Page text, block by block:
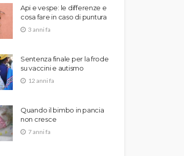
Api e vespe: le differenze e
cosa fare in caso di puntura
3 anni fa
Sentenza finale per la frode
su vaccini e autismo
12 anni fa
Quando il bimbo in pancia
non cresce
7 anni fa